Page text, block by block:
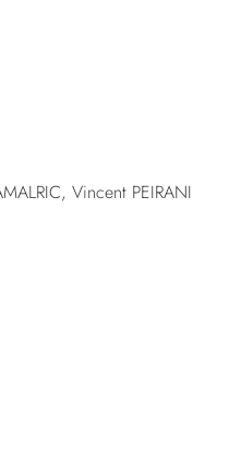
Vincent PEIRANI